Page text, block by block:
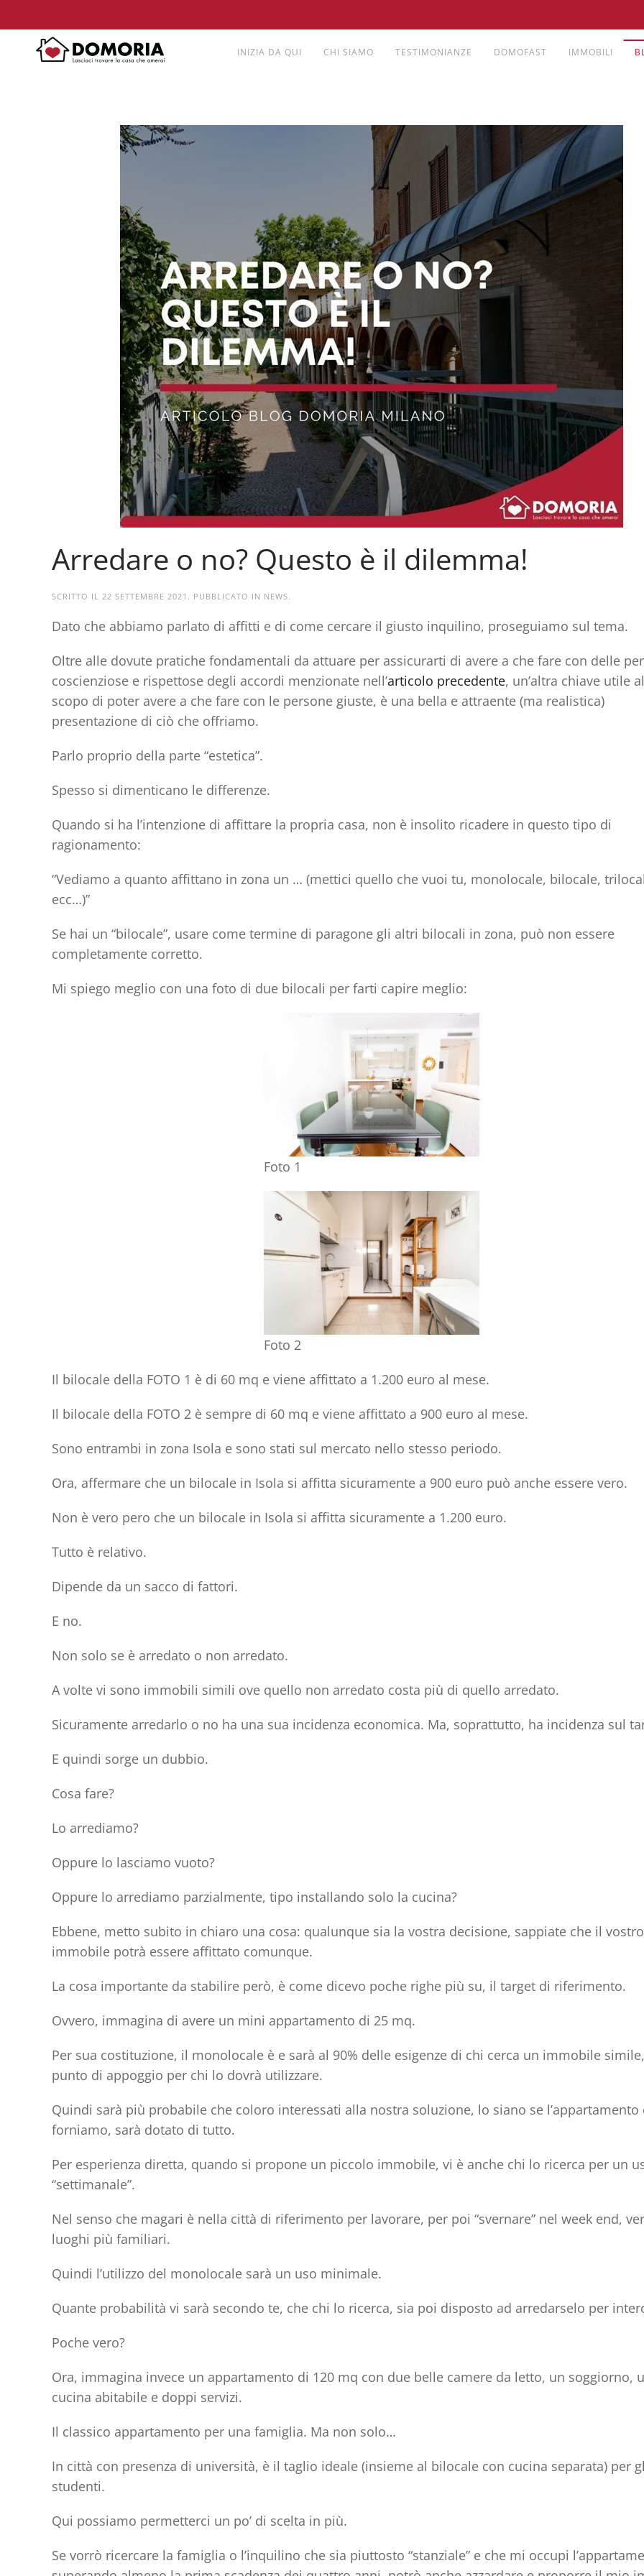
INIZIA DA QUI CHI SIAMO TESTIMONIANZE DOMOFAST IMMOBILI
Arredare o no? Questo è il dilemma!
SCRITTO IL 22 SETTEMBRE 2021 . PUBBLICATO IN NEWS.
Dato che abbiamo parlato di affitti e di come cercare il giusto inquilino, proseguiamo sul tema.
Oltre alle dovute pratiche fondamentali da attuare per assicurarti di avere a che fare con delle
coscienziose e rispettose degli accordi menzionate nell’articolo precedente, un’altra chiave utile
scopo di poter avere a che fare con le persone giuste, è una bella e attraente (ma realistica)
presentazione di ciò che offriamo.
Parlo proprio della parte “estetica”.
Spesso si dimenticano le differenze.
Quando si ha l’intenzione di affittare la propria casa, non è insolito ricadere in questo tipo di
ragionamento:
“Vediamo a quanto affittano in zona un … (mettici quello che vuoi tu, monolocale, bilocale,
ecc…)”
Se hai un “bilocale”, usare come termine di paragone gli altri bilocali in zona, può non essere
completamente corretto.
Mi spiego meglio con una foto di due bilocali per farti capire meglio:
Foto 1
Foto 2
Il bilocale della FOTO 1 è di 60 mq e viene affittato a 1.200 euro al mese.
Il bilocale della FOTO 2 è sempre di 60 mq e viene affittato a 900 euro al mese.
Sono entrambi in zona Isola e sono stati sul mercato nello stesso periodo.
Ora, affermare che un bilocale in Isola si affitta sicuramente a 900 euro può anche essere vero.
Non è vero pero che un bilocale in Isola si affitta sicuramente a 1.200 euro.
Tutto è relativo.
Dipende da un sacco di fattori.
E no.
Non solo se è arredato o non arredato.
A volte vi sono immobili simili ove quello non arredato costa più di quello arredato.
Sicuramente arredarlo o no ha una sua incidenza economica. Ma, soprattutto, ha incidenza sul
E quindi sorge un dubbio.
Cosa fare?
Lo arrediamo?
Oppure lo lasciamo vuoto?
Oppure lo arrediamo parzialmente, tipo installando solo la cucina?
Ebbene, metto subito in chiaro una cosa: qualunque sia la vostra decisione, sappiate che il vostro
immobile potrà essere affittato comunque.
La cosa importante da stabilire però, è come dicevo poche righe più su, il target di riferimento.
Ovvero, immagina di avere un mini appartamento di 25 mq.
Per sua costituzione, il monolocale è e sarà al 90% delle esigenze di chi cerca un immobile
punto di appoggio per chi lo dovrà utilizzare.
Quindi sarà più probabile che coloro interessati alla nostra soluzione, lo siano se l’appartamento
forniamo, sarà dotato di tutto.
Per esperienza diretta, quando si propone un piccolo immobile, vi è anche chi lo ricerca per un
“settimanale”.
Nel senso che magari è nella città di riferimento per lavorare, per poi “svernare” nel week end,
luoghi più familiari.
Quindi l’utilizzo del monolocale sarà un uso minimale.
Quante probabilità vi sarà secondo te, che chi lo ricerca, sia poi disposto ad arredarselo per
Poche vero?
Ora, immagina invece un appartamento di 120 mq con due belle camere da letto, un soggiorno,
cucina abitabile e doppi servizi.
Il classico appartamento per una famiglia. Ma non solo…
In città con presenza di università, è il taglio ideale (insieme al bilocale con cucina separata) per
studenti.
Qui possiamo permetterci un po’ di scelta in più.
Se vorrò ricercare la famiglia o l’inquilino che sia piuttosto “stanziale” e che mi occupi